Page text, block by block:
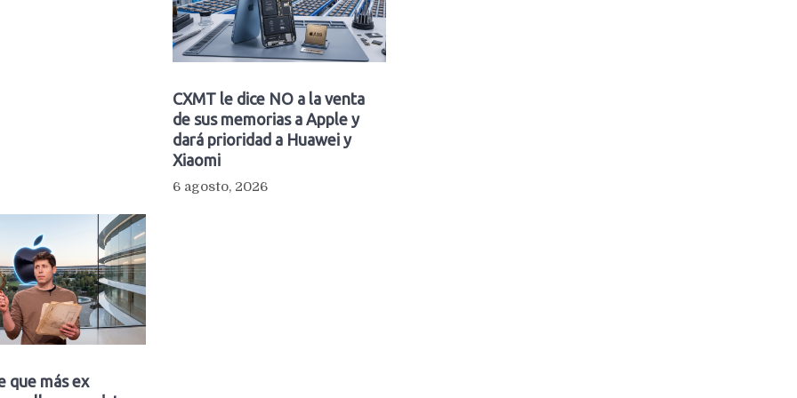
CXMT le dice NO a la venta
de sus memorias a Apple y
dará prioridad a Huawei y
Xiaomi
6 agosto, 2026
que más ex